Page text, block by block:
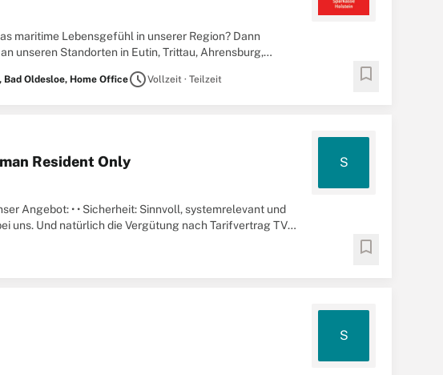
maritime Lebensgefühl in unserer Region? Dann
unseren Standorten in Eutin, Trittau, Ahrensburg,
Oldesloe, Home OfficescheduleVollzeit · Teilzeit bookmark
Resident Only S
Angebot: • • Sicherheit: Sinnvoll, systemrelevant und
uns. Und natürlich die Vergütung nach Tarifvertrag TV-
bookmark
S